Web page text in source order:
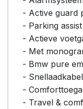
- Active guard
- Parking
- Actieve
- Met
- Bmw pure
- Snellaadkabel
-
- Travel &